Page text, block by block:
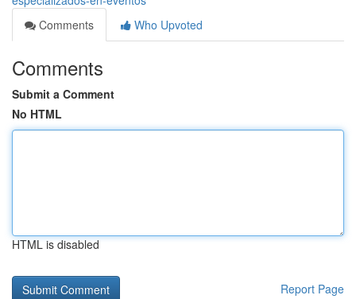
Comments
Who Upvoted
Comments
Submit a Comment
No HTML
HTML is disabled
Report Page